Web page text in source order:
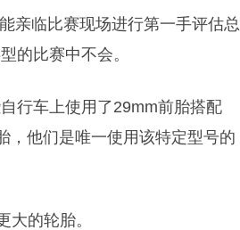
亲临比赛现场进行第一手评估总
的比赛中不会。
自行车上使用了29mm前胎搭配
，他们是唯一使用该特定型号的
的轮胎。